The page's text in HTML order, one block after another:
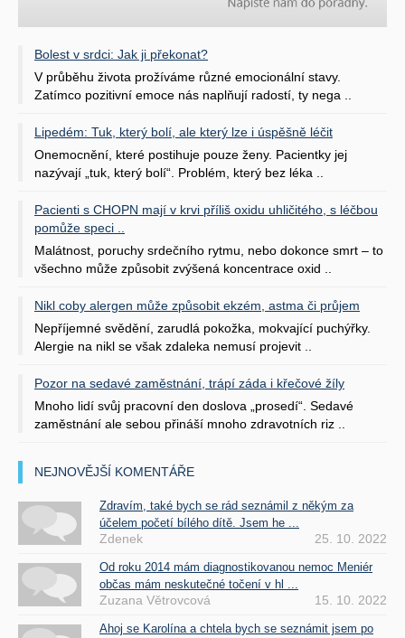
Bolest v srdci: Jak ji překonat?
V průběhu života prožíváme různé emocionální stavy.
Zatímco pozitivní emoce nás naplňují radostí, ty nega ..
Lipedém: Tuk, který bolí, ale který lze i úspěšně léčit
Onemocnění, které postihuje pouze ženy. Pacientky jej
nazývají „tuk, který bolí“. Problém, který bez léka ..
Pacienti s CHOPN mají v krvi příliš oxidu uhličitého, s léčbou
pomůže speci ..
Malátnost, poruchy srdečního rytmu, nebo dokonce smrt – to
všechno může způsobit zvýšená koncentrace oxid ..
Nikl coby alergen může způsobit ekzém, astma či průjem
Nepříjemné svědění, zarudlá pokožka, mokvající puchýřky.
Alergie na nikl se však zdaleka nemusí projevit ..
Pozor na sedavé zaměstnání, trápí záda i křečové žíly
Mnoho lidí svůj pracovní den doslova „prosedí“. Sedavé
zaměstnání ale sebou přináší mnoho zdravotních riz ..
NEJNOVĚJŠÍ KOMENTÁŘE
Zdravím, také bych se rád seznámil z někým za
účelem početí bílého dítě. Jsem he ...
Zdenek 25. 10. 2022
Od roku 2014 mám diagnostikovanou nemoc Meniér
občas mám neskutečné točení v hl ...
Zuzana Větrovcová 15. 10. 2022
Ahoj se Karolína a chtela bych se seznámit jsem po